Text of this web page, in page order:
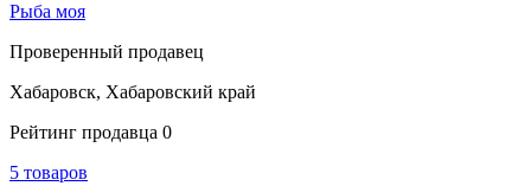
Рыба моя
Проверенный продавец
Хабаровск, Хабаровский край
Рейтинг продавца 0
5 товаров